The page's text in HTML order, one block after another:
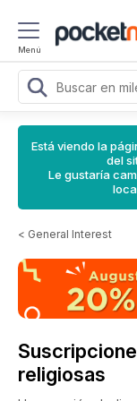
Menú
Está viendo la
del
Le gustaría
< General Interest
religiosas